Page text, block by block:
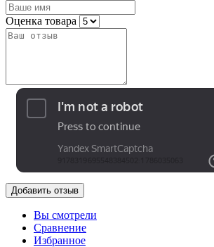
Оценка товара
Добавить отзыв
Вы смотрели
Сравнение
Избранное